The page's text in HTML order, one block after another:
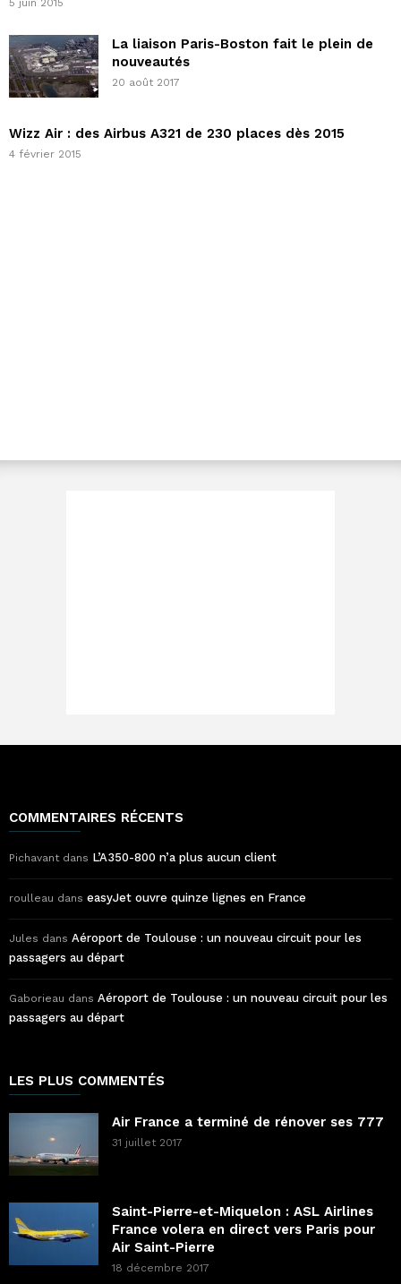
5 juin 2015
La liaison Paris-Boston fait le plein de
nouveautés
20 août 2017
Wizz Air : des Airbus A321 de 230 places dès 2015
4 février 2015
COMMENTAIRES RÉCENTS
Pichavant dans L’A350-800 n’a plus aucun client
roulleau dans easyJet ouvre quinze lignes en France
Jules dans Aéroport de Toulouse : un nouveau circuit pour les
passagers au départ
Gaborieau dans Aéroport de Toulouse : un nouveau circuit pour les
passagers au départ
LES PLUS COMMENTÉS
Air France a terminé de rénover ses 777
31 juillet 2017
Saint-Pierre-et-Miquelon : ASL Airlines
France volera en direct vers Paris pour
Air Saint-Pierre
18 décembre 2017